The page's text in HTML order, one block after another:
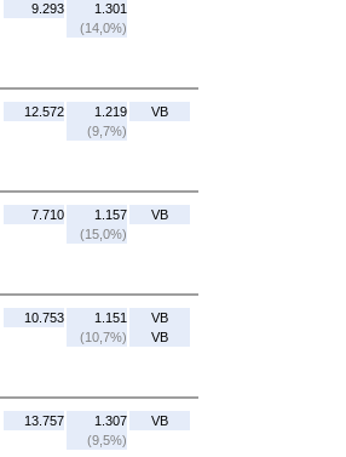
9.293
1.301
(14,0%)
12.572
1.219
(9,7%)
VB
7.710
1.157
(15,0%)
VB
10.753
1.151
(10,7%)
VB
VB
13.757
1.307
(9,5%)
VB